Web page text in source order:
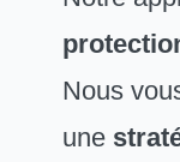
Nous
une